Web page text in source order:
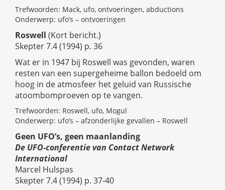
Trefwoorden: Mack, ufo, ontvoeringen, abductions
Onderwerp: ufo’s – ontvoeringen
Roswell (Kort bericht.)
Skepter 7.4 (1994) p. 36
Wat er in 1947 bij Roswell was gevonden, waren
resten van een supergeheime ballon bedoeld om
hoog in de atmosfeer het geluid van Russische
atoombomproeven op te vangen.
Trefwoorden: Roswell, ufo, Mogul
Onderwerp: ufo’s – afzonderlijke gevallen – Roswell
Geen UFO’s, geen maanlanding
De UFO-conferentie van Contact Network
International
Marcel Hulspas
Skepter 7.4 (1994) p. 37-40